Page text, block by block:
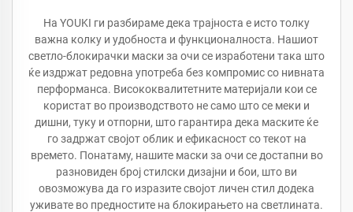
На YOUKI ги разбираме дека трајноста е исто толку
важна колку и удобноста и функционалноста. Нашиот
светло-блокирачки маски за очи се изработени така што
ќе издржат редовна употреба без компромис со нивната
перформанса. Висококвалитетните материјали кои се
користат во производството не само што се меки и
дишни, туку и отпорни, што гарантира дека маските ќе
го задржат својот облик и ефикасност со текот на
времето. Понатаму, нашите маски за очи се достапни во
разновиден број стилски дизајни и бои, што ви
овозможува да го изразите својот личен стил додека
уживате во предностите на блокирањето на светлината.